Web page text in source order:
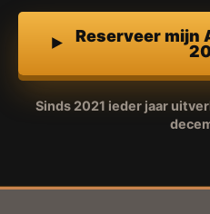
Reserveer mijn
Sinds 2021 ieder jaar